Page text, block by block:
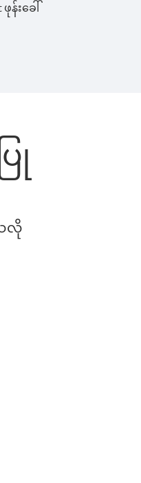
န်းခေါ်
ြု
လို